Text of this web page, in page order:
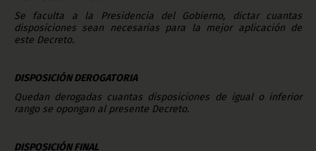
Se faculta a la Presidencia del Gobierno, dictar cuantas
disposiciones sean necesarias para la mejor aplicación de
este Decreto.
DISPOSICIÓN DEROGATORIA
Quedan derogadas cuantas disposiciones de igual o inferior
rango se opongan al presente Decreto.
DISPOSICIÓN FINAL